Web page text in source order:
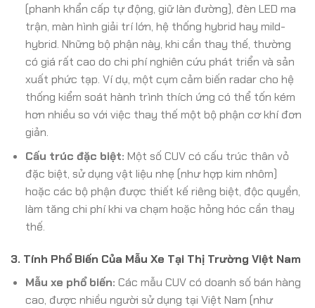
(phanh khẩn cấp tự động, giữ làn đường), đèn LED ma
trận, màn hình giải trí lớn, hệ thống hybrid hay mild-
hybrid. Những bộ phận này, khi cần thay thế, thường
có giá rất cao do chi phí nghiên cứu phát triển và sản
xuất phức tạp. Ví dụ, một cụm cảm biến radar cho hệ
thống kiểm soát hành trình thích ứng có thể tốn kém
hơn nhiều so với việc thay thế một bộ phận cơ khí đơn
giản.
Cấu trúc đặc biệt: Một số CUV có cấu trúc thân vỏ
đặc biệt, sử dụng vật liệu nhẹ (như hợp kim nhôm)
hoặc các bộ phận được thiết kế riêng biệt, độc quyền,
làm tăng chi phí khi va chạm hoặc hỏng hóc cần thay
thế.
3. Tính Phổ Biến Của Mẫu Xe Tại Thị Trường Việt Nam
Mẫu xe phổ biến: Các mẫu CUV có doanh số bán hàng
cao, được nhiều người sử dụng tại Việt Nam (như